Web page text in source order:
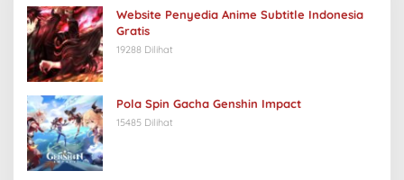
Website Penyedia Anime Subtitle Indonesia
Gratis
19288 Dilihat
Pola Spin Gacha Genshin Impact
15485 Dilihat